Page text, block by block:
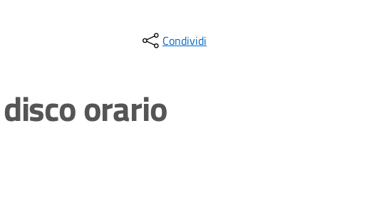
Condividi
orario